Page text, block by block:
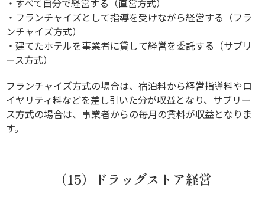
・すべて自分で経営する（直営方式）
・フランチャイズとして指導を受けながら経営する（フラ
ンチャイズ方式）
・建てたホテルを事業者に貸して経営を委託する（サブリ
ース方式）
フランチャイズ方式の場合は、宿泊料から経営指導料やロ
イヤリティ料などを差し引いた分が収益となり、サブリー
ス方式の場合は、事業者からの毎月の賃料が収益となりま
す。
（15）ドラッグストア経営